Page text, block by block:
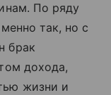
По ряду
так, но с
брак
дохода,
жизни и